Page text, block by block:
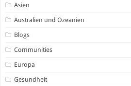
Asien
Australien und Ozeanien
Blogs
Communities
Europa
Gesundheit